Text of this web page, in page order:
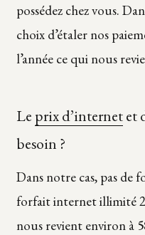
possédez chez vous.
choix d’étaler nos
l’année ce qui nous
Le prix d’internetet
besoin ?
Dans notre cas, pas de
forfait internet illimité
nous revient environ à